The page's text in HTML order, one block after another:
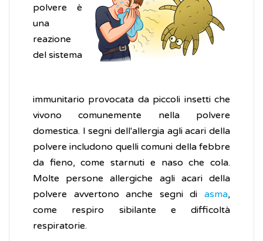
polvere è
una
reazione
del sistema
immunitario provocata da piccoli insetti che
vivono comunemente nella polvere
domestica. I segni dell'allergia agli acari della
polvere includono quelli comuni della febbre
da fieno, come starnuti e naso che cola.
Molte persone allergiche agli acari della
polvere avvertono anche segni di asma,
come respiro sibilante e difficoltà
respiratorie.